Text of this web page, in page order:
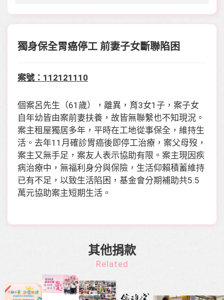
獨身保全胃癌停工 前妻子女斷聯陷困
案號：112121110
個案呂先生（61歲），離異，育3女1子，案子女
自年幼皆由案前妻扶養，故皆無聯繫也不知現況。
案主租屋獨居多年，平時在工地從事保全，維持生
活。去年11月確診胃癌後即停工治療，案父母歿，
案主又無手足，案友人表示協助有限。案主現因疾
病治療中，無福利身分與保險，生活仰賴積蓄維持
已有不足，以致生活陷困，基金會分期補助共5.5
萬元協助案主短期生活。
其他捐款
Related